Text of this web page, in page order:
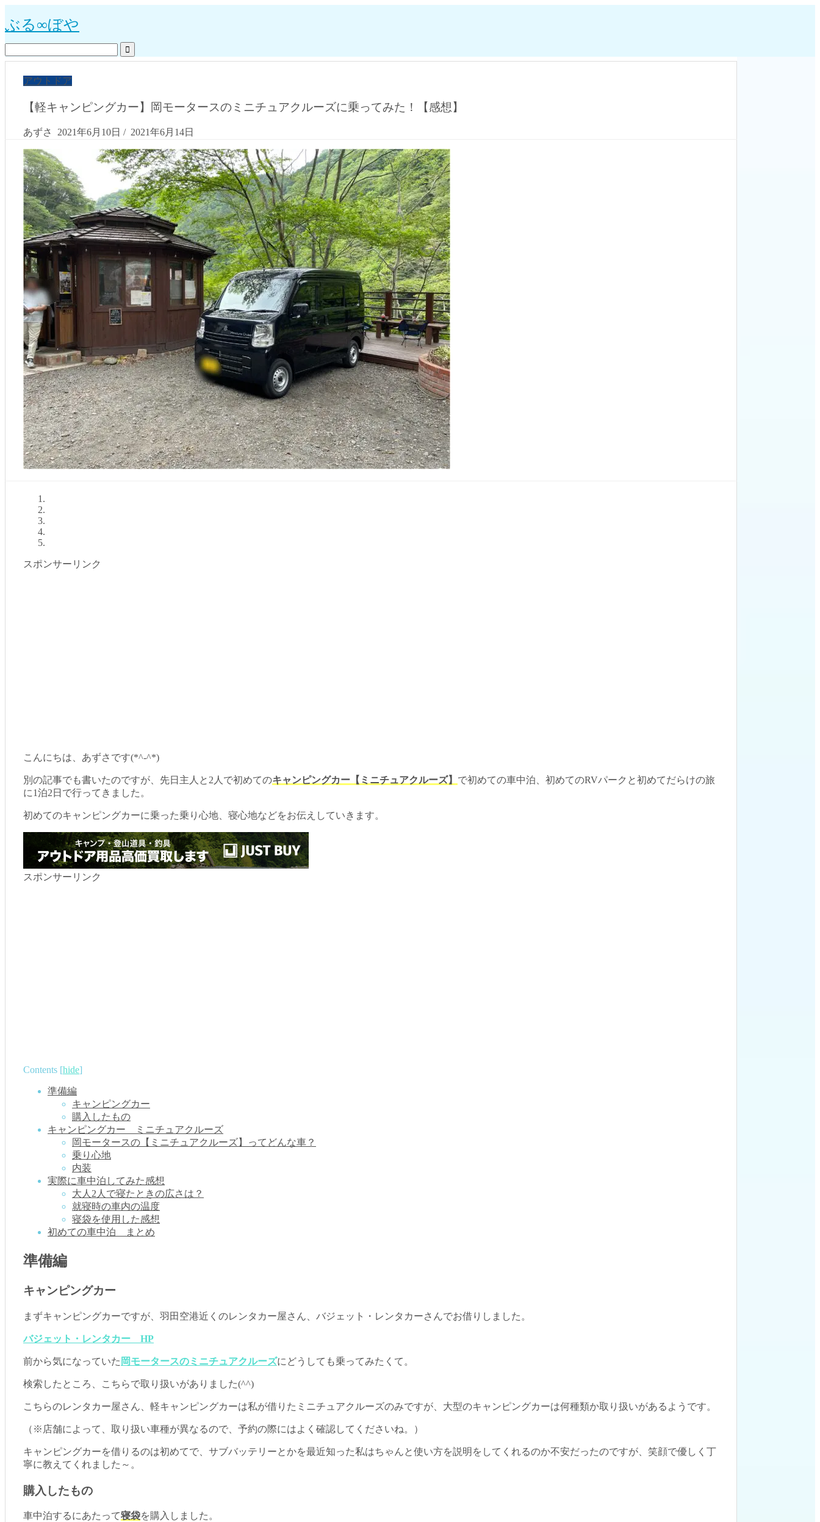
ぶる∞ぼや
アウトドア
【軽キャンピングカー】岡モータースのミニチュアクルーズに乗ってみた！【感想】
あずさ 2021年6月10日 / 2021年6月14日
スポンサーリンク
こんにちは、あずさです(*^-^*)
別の記事でも書いたのですが、先日主人と2人で初めてのキャンピングカー【ミニチュアクルーズ】 で初めての車中泊、初めてのRVパークと初めてだらけの旅
に1泊2日で行ってきました。
初めてのキャンピングカーに乗った乗り心地、寝心地などをお伝えしていきます。
スポンサーリンク
Contents [hide]
準備編
キャンピングカー
購入したもの
キャンピングカー ミニチュアクルーズ
岡モータースの【ミニチュアクルーズ】ってどんな車？
乗り心地
内装
実際に車中泊してみた感想
大人2人で寝たときの広さは？
就寝時の車内の温度
寝袋を使用した感想
初めての車中泊 まとめ
準備編
キャンピングカー
まずキャンピングカーですが、羽田空港近くのレンタカー屋さん、バジェット・レンタカーさんでお借りしました。
バジェット・レンタカー HP
前から気になっていた 岡モータースのミニチュアクルーズにどうしても乗ってみたくて。
検索したところ、こちらで取り扱いがありました(^^)
こちらのレンタカー屋さん、軽キャンピングカーは私が借りたミニチュアクルーズのみですが、大型のキャンピングカーは何種類か取り扱いがあるようです。
（※店舗によって、取り扱い車種が異なるので、予約の際にはよく確認してくださいね。）
キャンピングカーを借りるのは初めてで、サブバッテリーとかを最近知った私はちゃんと使い方を説明をしてくれるのか不安だったのですが、笑顔で優しく丁
寧に教えてくれました～。
購入したもの
車中泊するにあたって寝袋を購入しました。